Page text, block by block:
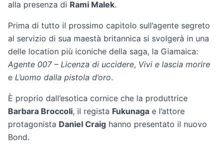
alla presenza di Rami Malek.
Prima di tutto il prossimo capitolo sull’agente segreto
al servizio di sua maestà britannica si svolgerà in una
delle location più iconiche della saga, la Giamaica:
Agente 007 – Licenza di uccidere, Vivi e lascia morire
e L’uomo dalla pistola d’oro.
È proprio dall’esotica cornice che la produttrice
Barbara Broccoli, il regista Fukunaga e l’attore
protagonista Daniel Craig hanno presentato il nuovo
Bond.